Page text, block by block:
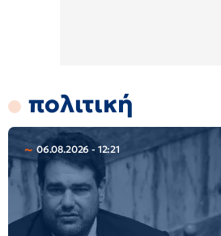
πολιτική
06.08.2026 - 12:21